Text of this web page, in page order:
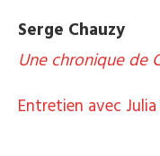
Serge Chauzy
Une chronique de
Entretien avec